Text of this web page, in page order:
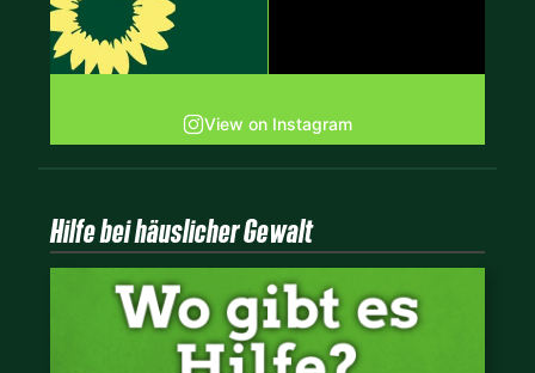
View on Instagram
Hilfe bei häuslicher Gewalt